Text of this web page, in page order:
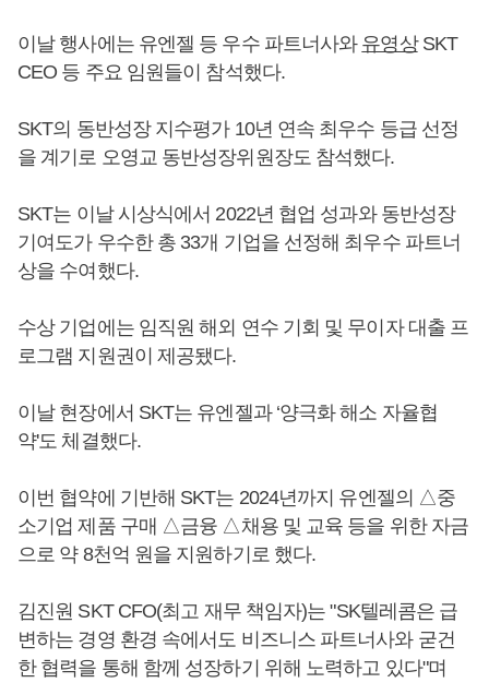
이날 행사에는 유엔젤 등 우수 파트너사와 유영상SKT
CEO 등 주요 임원들이 참석했다.
SKT의 동반성장 지수평가 10년 연속 최우수 등급 선정
을 계기로 오영교 동반성장위원장도 참석했다.
SKT는 이날 시상식에서 2022년 협업 성과와 동반성장
기여도가 우수한 총 33개 기업을 선정해 최우수 파트너
상을 수여했다.
수상 기업에는 임직원 해외 연수 기회 및 무이자 대출 프
로그램 지원권이 제공됐다.
이날 현장에서 SKT는 유엔젤과 ‘양극화 해소 자율협
약'도 체결했다.
이번 협약에 기반해 SKT는 2024년까지 유엔젤의 △중
소기업 제품 구매 △금융 △채용 및 교육 등을 위한 자금
으로 약 8천억 원을 지원하기로 했다.
김진원 SKT CFO(최고 재무 책임자)는 "SK텔레콤은 급
변하는 경영 환경 속에서도 비즈니스 파트너사와 굳건
한 협력을 통해 함께 성장하기 위해 노력하고 있다"며